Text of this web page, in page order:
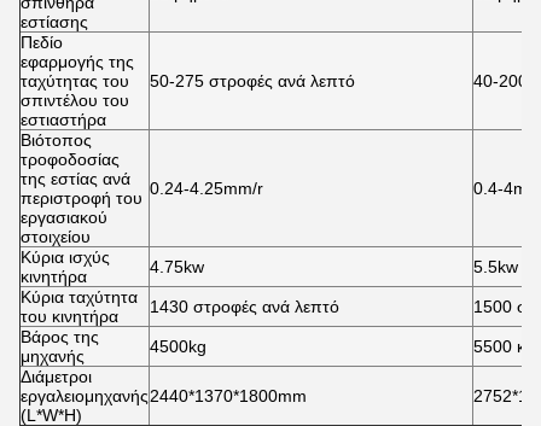
εστίασης
Πεδίο
εφαρμογής της
ταχύτητας του
σπιντέλου του
εστιαστήρα
50-275 στροφές ανά λεπτό 40-200
Βιότοπος
τροφοδοσίας
της εστίας ανά
περιστροφή του
εργασιακού
στοιχείου
0.24-4.25mm/r 0.4-
Κύρια ισχύς
κινητήρα
4.75kw
5.5kw
Κύρια ταχύτητα
του κινητήρα
1430 στροφές ανά λεπτό
1500
Βάρος της
μηχανής
4500kg
5500
Διάμετροι
εργαλειομηχανής
(L*W*H)
2440*1370*1800mm